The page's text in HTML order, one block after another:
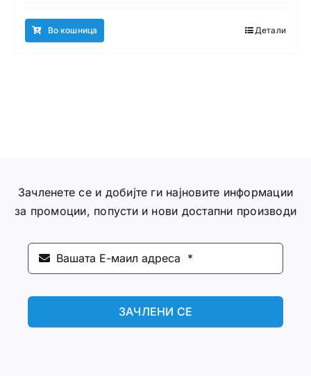
Во кошница Детали
Зачленете се и добијте ги најновите информации
за промоции, попусти и нови достапни производи
ЗАЧЛЕНИ СЕ